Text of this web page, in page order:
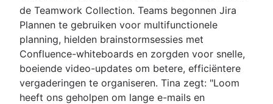
de Teamwork Collection. Teams begonnen Jira
Plannen te gebruiken voor multifunctionele
planning, hielden brainstormsessies met
Confluence-whiteboards en zorgden voor snelle,
boeiende video-updates om betere, efficiëntere
vergaderingen te organiseren. Tina zegt: "Loom
heeft ons geholpen om lange e-mails en